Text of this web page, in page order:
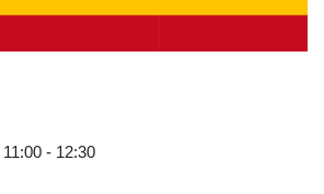
11:00 - 12:30